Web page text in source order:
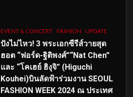
EVENT & CONCERT FASHION UPDATE
ปังไม่ไหว! 3 พระเอกซีรีส์วายสุด
ฮอต “ฟอร์ด-ฐิติพงศ์”“Nat Chen”
และ “โคเฮย์ ฮิงุจิ” (Higuchi
Kouhei)บินลัดฟ้าร่วมงาน SEOUL
FASHION WEEK 2024 ณ ประเทศ